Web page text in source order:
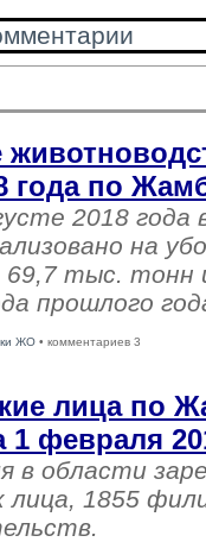
года по
2018 года
на
69,7 тыс. тонн
прошлого
ЖО • комментариев 3
лица по
1 февраля
в области
лица, 1855